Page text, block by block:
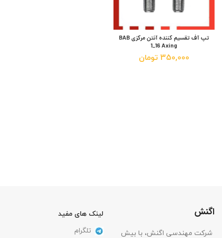
تپ آف تقسیم کننده آنتن مرکزی BAB
1_16 Axing
350,000 تومان
اگنش
شرکت مهندسی اگنش، با بیش
لینک های مفید
تلگرام